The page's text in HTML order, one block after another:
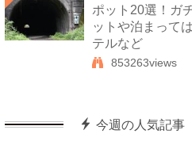
ポット20選！ガ
ットや泊まって
テルなど
853263views
今週の人気記事